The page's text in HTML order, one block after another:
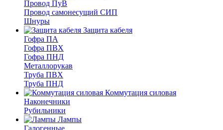
Провод ПуВ
Провод самонесущий СИП
Шнуры
Защита кабеля
Гофра ПА
Гофра ПВХ
Гофра ПНД
Металлорукав
Труба ПВХ
Труба ПНД
Коммутация силовая
Наконечники
Рубильники
Лампы
Галогенные